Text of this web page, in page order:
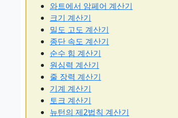
와트에서 암페어 계산기
크기 계산기
밀도 고도 계산기
종단 속도 계산기
순수 힘 계산기
원심력 계산기
줄 장력 계산기
기계 계산기
토크 계산기
뉴턴의 제2법칙 계산기